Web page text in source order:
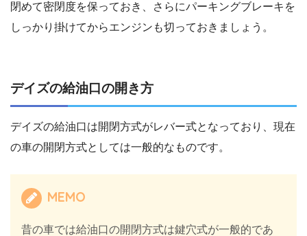
閉めて密閉度を保っておき、さらにパーキングブレーキを
しっかり掛けてからエンジンも切っておきましょう。
デイズの給油口の開き方
デイズの給油口は開閉方式がレバー式となっており、現在
の車の開閉方式としては一般的なものです。
MEMO
昔の車では給油口の開閉方式は鍵穴式が一般的であ